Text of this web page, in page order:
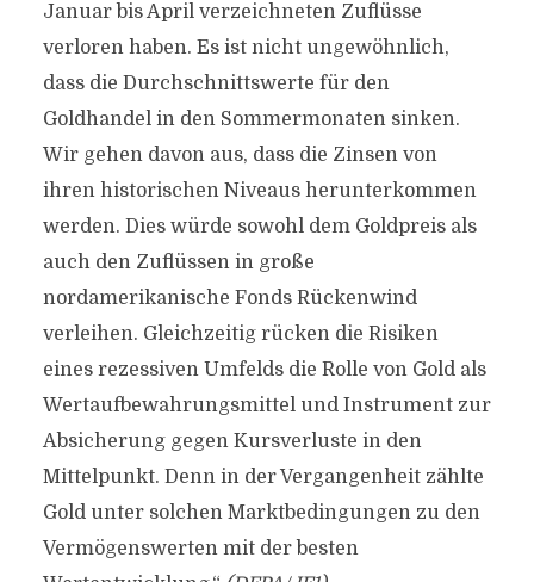
Januar bis April verzeichneten Zuflüsse
verloren haben. Es ist nicht ungewöhnlich,
dass die Durchschnittswerte für den
Goldhandel in den Sommermonaten sinken.
Wir gehen davon aus, dass die Zinsen von
ihren historischen Niveaus herunterkommen
werden. Dies würde sowohl dem Goldpreis als
auch den Zuflüssen in große
nordamerikanische Fonds Rückenwind
verleihen. Gleichzeitig rücken die Risiken
eines rezessiven Umfelds die Rolle von Gold als
Wertaufbewahrungsmittel und Instrument zur
Absicherung gegen Kursverluste in den
Mittelpunkt. Denn in der Vergangenheit zählte
Gold unter solchen Marktbedingungen zu den
Vermögenswerten mit der besten